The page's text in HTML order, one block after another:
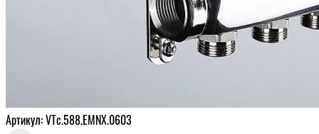
Артикул: VTc.588.EMNX.0603